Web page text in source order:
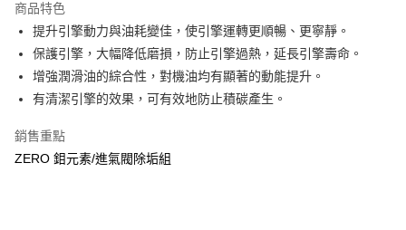
臺灣中小企業銀行
匯豐（台灣）商業銀行
華泰商業銀行
聯邦商業銀行
遠東國際商業銀行
元大商業銀行
永豐商業銀行
玉山商業銀行
星展（台灣）商業銀行
台灣樂天信用卡公司
街口支付
悠遊付
Google Pay
相關說明
【關於「AFTEE先享後付」】
ATM付款
商品特色
提升引擎動力與油耗變佳，使引擎運轉更順暢、更寧靜。
保護引擎，大幅降低磨損，防止引擎過熱，延長引擎壽命。
增強潤滑油的綜合性，對機油均有顯著的動能提升。
有清潔引擎的效果，可有效地防止積碳產生。
銷售重點
ZERO 鉬元素/進氣閥除垢組